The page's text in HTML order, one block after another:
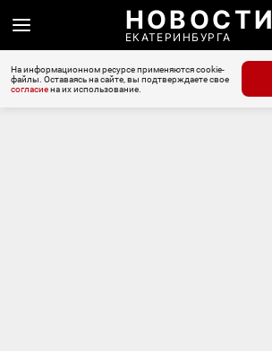
НОВОСТИ
ЕКАТЕРИНБУРГА
На информационном ресурсе применяются cookie-
файлы. Оставаясь на сайте, вы подтверждаете свое
согласиена их использование.